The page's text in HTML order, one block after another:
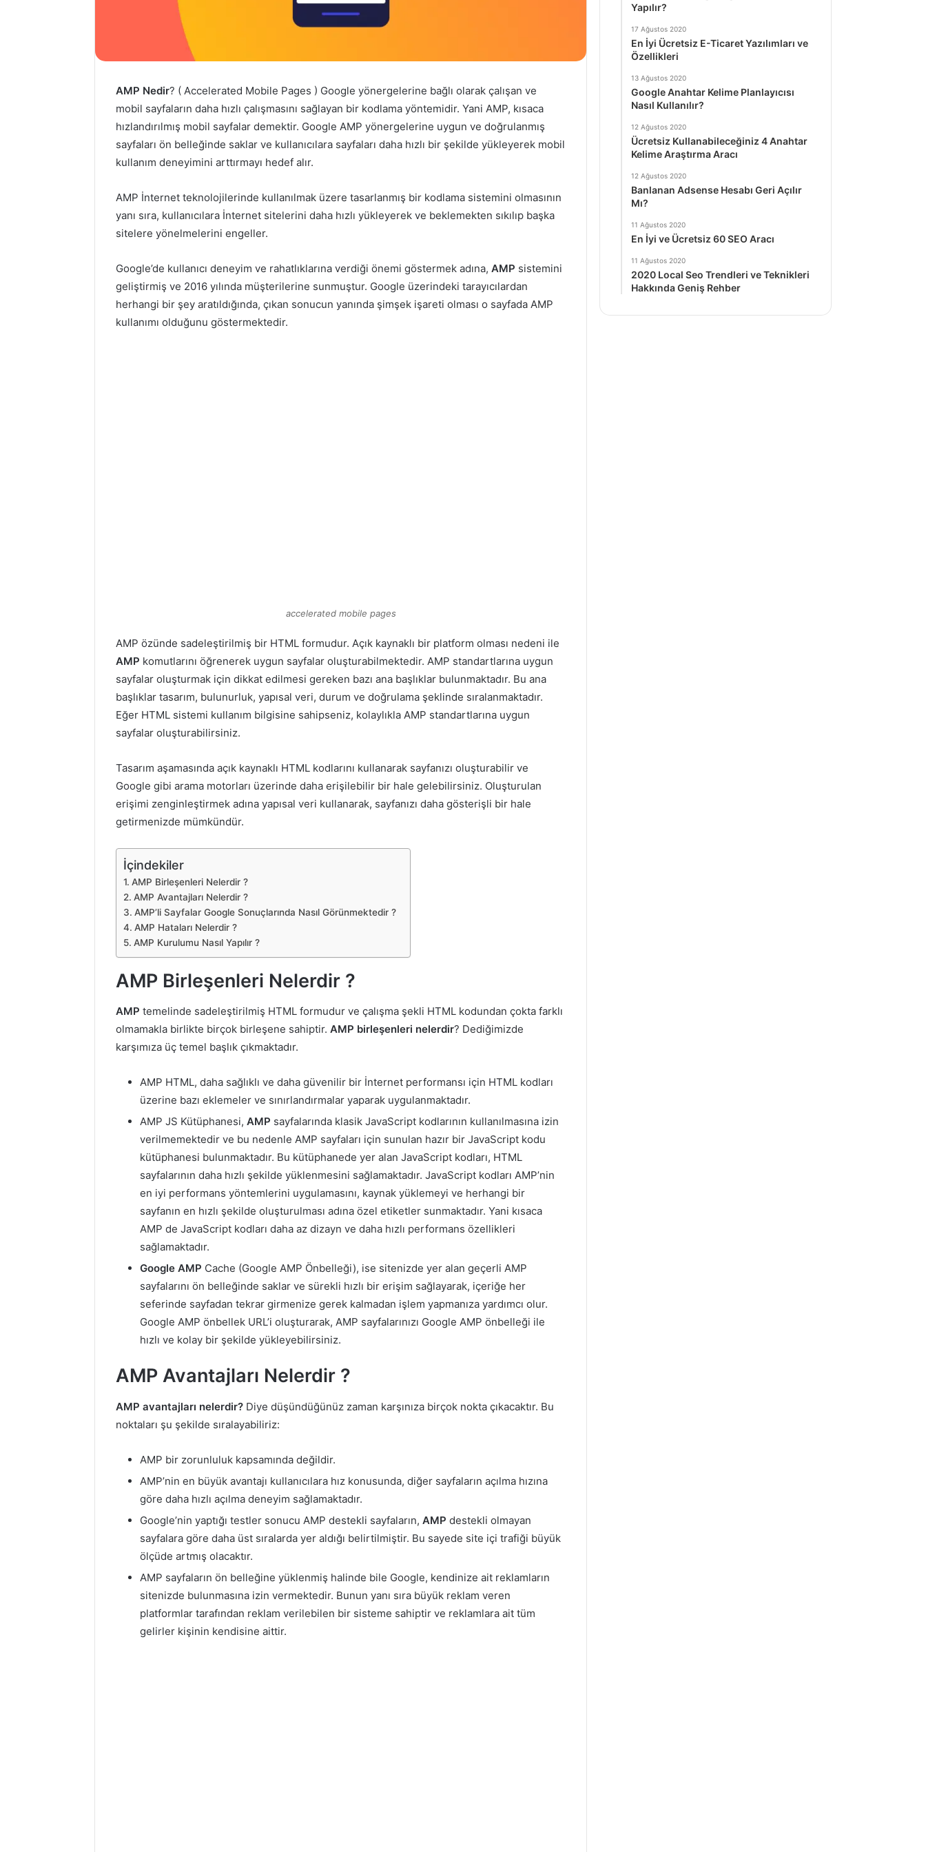
AMP Nedir? ( Accelerated Mobile Pages ) Google yönergelerine bağlı olarak çalışan ve
mobil sayfaların daha hızlı çalışmasını sağlayan bir kodlama yöntemidir. Yani AMP, kısaca
hızlandırılmış mobil sayfalar demektir. Google AMP yönergelerine uygun ve doğrulanmış
sayfaları ön belleğinde saklar ve kullanıcılara sayfaları daha hızlı bir şekilde yükleyerek mobil
kullanım deneyimini arttırmayı hedef alır.
AMP İnternet teknolojilerinde kullanılmak üzere tasarlanmış bir kodlama sistemini olmasının
yanı sıra, kullanıcılara İnternet sitelerini daha hızlı yükleyerek ve beklemekten sıkılıp başka
sitelere yönelmelerini engeller.
Google’de kullanıcı deneyim ve rahatlıklarına verdiği önemi göstermek adına, AMP sistemini
geliştirmiş ve 2016 yılında müşterilerine sunmuştur. Google üzerindeki tarayıcılardan
herhangi bir şey aratıldığında, çıkan sonucun yanında şimşek işareti olması o sayfada AMP
kullanımı olduğunu göstermektedir.
accelerated mobile pages
AMP özünde sadeleştirilmiş bir HTML formudur. Açık kaynaklı bir platform olması nedeni ile
AMP komutlarını öğrenerek uygun sayfalar oluşturabilmektedir. AMP standartlarına uygun
sayfalar oluşturmak için dikkat edilmesi gereken bazı ana başlıklar bulunmaktadır. Bu ana
başlıklar tasarım, bulunurluk, yapısal veri, durum ve doğrulama şeklinde sıralanmaktadır.
Eğer HTML sistemi kullanım bilgisine sahipseniz, kolaylıkla AMP standartlarına uygun
sayfalar oluşturabilirsiniz.
Tasarım aşamasında açık kaynaklı HTML kodlarını kullanarak sayfanızı oluşturabilir ve
Google gibi arama motorları üzerinde daha erişilebilir bir hale gelebilirsiniz. Oluşturulan
erişimi zenginleştirmek adına yapısal veri kullanarak, sayfanızı daha gösterişli bir hale
getirmenizde mümkündür.
İçindekiler
AMP Birleşenleri Nelerdir ?
AMP Avantajları Nelerdir ?
AMP’li Sayfalar Google Sonuçlarında Nasıl Görünmektedir ?
AMP Hataları Nelerdir ?
AMP Kurulumu Nasıl Yapılır ?
AMP Birleşenleri Nelerdir ?
AMP temelinde sadeleştirilmiş HTML formudur ve çalışma şekli HTML kodundan çokta farklı
olmamakla birlikte birçok birleşene sahiptir. AMP birleşenleri nelerdir? Dediğimizde
karşımıza üç temel başlık çıkmaktadır.
AMP HTML, daha sağlıklı ve daha güvenilir bir İnternet performansı için HTML kodları
üzerine bazı eklemeler ve sınırlandırmalar yaparak uygulanmaktadır.
AMP JS Kütüphanesi, AMP sayfalarında klasik JavaScript kodlarının kullanılmasına izin
verilmemektedir ve bu nedenle AMP sayfaları için sunulan hazır bir JavaScript kodu
kütüphanesi bulunmaktadır. Bu kütüphanede yer alan JavaScript kodları, HTML
sayfalarının daha hızlı şekilde yüklenmesini sağlamaktadır. JavaScript kodları AMP’nin
en iyi performans yöntemlerini uygulamasını, kaynak yüklemeyi ve herhangi bir
sayfanın en hızlı şekilde oluşturulması adına özel etiketler sunmaktadır. Yani kısaca
AMP de JavaScript kodları daha az dizayn ve daha hızlı performans özellikleri
sağlamaktadır.
Google AMP Cache (Google AMP Önbelleği), ise sitenizde yer alan geçerli AMP
sayfalarını ön belleğinde saklar ve sürekli hızlı bir erişim sağlayarak, içeriğe her
seferinde sayfadan tekrar girmenize gerek kalmadan işlem yapmanıza yardımcı olur.
Google AMP önbellek URL’i oluşturarak, AMP sayfalarınızı Google AMP önbelleği ile
hızlı ve kolay bir şekilde yükleyebilirsiniz.
AMP Avantajları Nelerdir ?
AMP avantajları nelerdir? Diye düşündüğünüz zaman karşınıza birçok nokta çıkacaktır. Bu
noktaları şu şekilde sıralayabiliriz:
AMP bir zorunluluk kapsamında değildir.
AMP’nin en büyük avantajı kullanıcılara hız konusunda, diğer sayfaların açılma hızına
göre daha hızlı açılma deneyim sağlamaktadır.
Google’nin yaptığı testler sonucu AMP destekli sayfaların, AMP destekli olmayan
sayfalara göre daha üst sıralarda yer aldığı belirtilmiştir. Bu sayede site içi trafiği büyük
ölçüde artmış olacaktır.
AMP sayfaların ön belleğine yüklenmiş halinde bile Google, kendinize ait reklamların
sitenizde bulunmasına izin vermektedir. Bunun yanı sıra büyük reklam veren
platformlar tarafından reklam verilebilen bir sisteme sahiptir ve reklamlara ait tüm
gelirler kişinin kendisine aittir.
Yapılır?
17 Ağustos 2020
En İyi Ücretsiz E-Ticaret Yazılımları ve
Özellikleri
13 Ağustos 2020
Google Anahtar Kelime Planlayıcısı
Nasıl Kullanılır?
12 Ağustos 2020
Ücretsiz Kullanabileceğiniz 4 Anahtar
Kelime Araştırma Aracı
12 Ağustos 2020
Banlanan Adsense Hesabı Geri Açılır
Mı?
11 Ağustos 2020
En İyi ve Ücretsiz 60 SEO Aracı
11 Ağustos 2020
2020 Local Seo Trendleri ve Teknikleri
Hakkında Geniş Rehber